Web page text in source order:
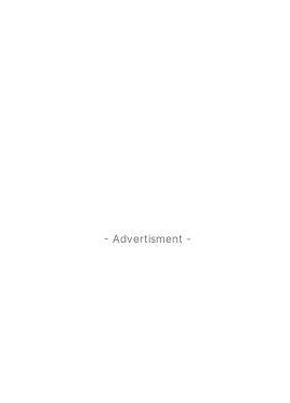
- Advertisment -